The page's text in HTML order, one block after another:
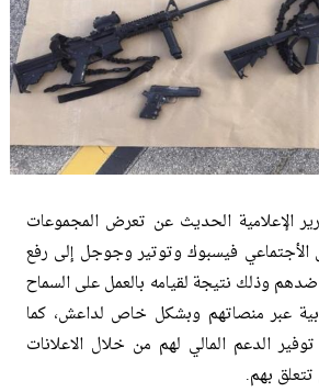
الإعلامية الحديث عن تعرض المجموعات
الأجتماعي فيسبوك وتوتير وجوجل إلى رفع
وذلك نتيجة لقيامه بالعمل على السماح
عبر منصاتهم وبشكل خاص لداعش، كما
الدعم المالي لهم من خلال الاعلانات
بهم.